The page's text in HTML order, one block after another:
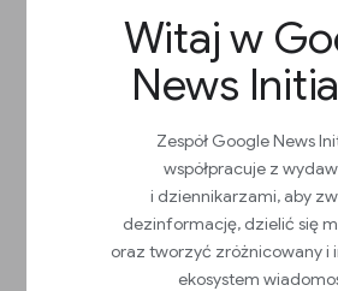
Witaj w
News
Zespół Google News
współpracuje z
i dziennikarzami, aby
dezinformację, dzielić się
oraz tworzyć zróżnicowany i
ekosystem
stronie darowizn.
Wskaż swój status
darowizn.
Poinformuj
się stanie po
czy otrzymają
Wysyłaj raport roczny
informacje o wpływie,
i podziękowania dla
Utwórz stronę raportu